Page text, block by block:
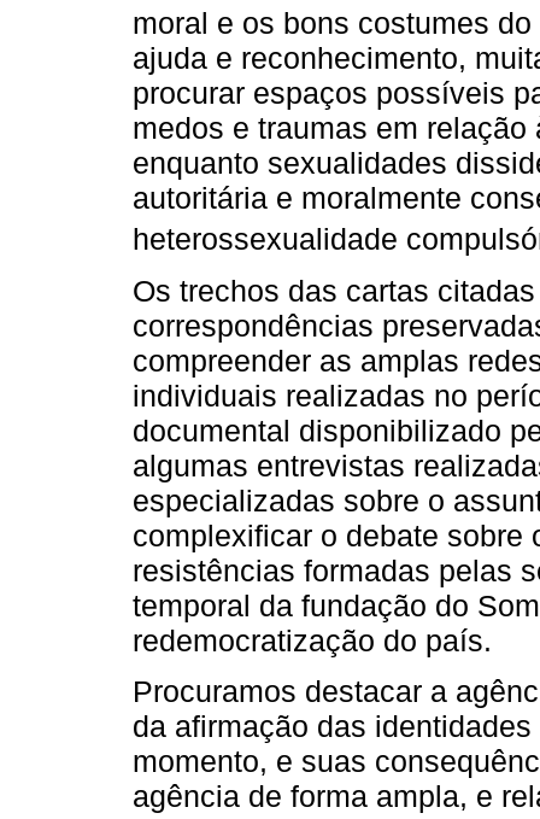
moral e os bons costumes do
ajuda e reconhecimento,
procurar espaços possíveis
medos e traumas em
enquanto sexualidades
autoritária e moralmente
heterossexualidade
Os trechos das cartas
correspondências
compreender as amplas
individuais realizadas no
documental disponibilizado
algumas entrevistas
especializadas sobre o
complexificar o debate sobre
resistências formadas pelas
temporal da fundação do
redemocratização do país.
Procuramos destacar a
da afirmação das
momento, e suas
agência de forma ampla, e